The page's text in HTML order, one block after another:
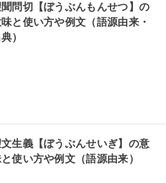
問切【ぼうぶんもんせつ】の
と使い方や例文（語源由来・
）
生義【ぼうぶんせいぎ】の意
と使い方や例文（語源由来）